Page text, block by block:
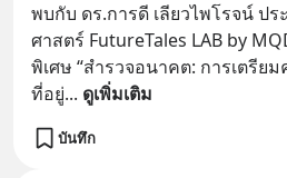
พบกับ ดร.การดี เลียวไพโรจน์ ป
ศาสตร์ FutureTales LAB by
พิเศษ “สำรวจอนาคต: การเตรีย
ที่อยู่... ดูเพิ่มเติม
บันทึก